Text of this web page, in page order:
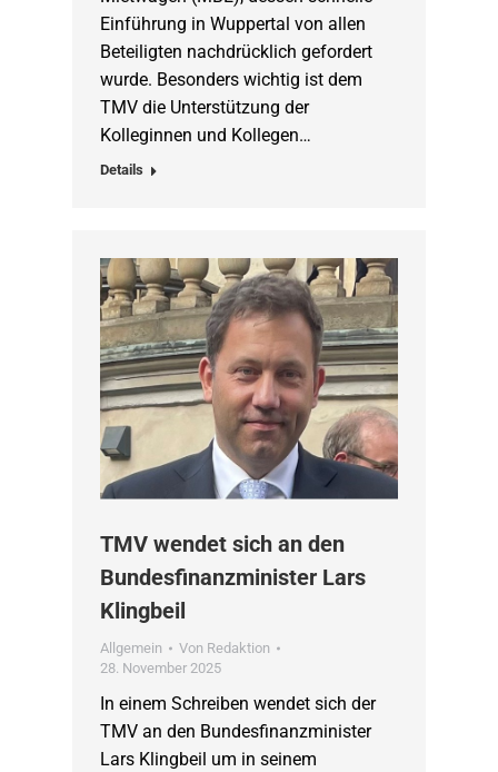
Einführung in Wuppertal von allen
Beteiligten nachdrücklich gefordert
wurde. Besonders wichtig ist dem
TMV die Unterstützung der
Kolleginnen und Kollegen…
Details
TMV wendet sich an den
Bundesfinanzminister Lars
Klingbeil
Allgemein Von Redaktion
28. November 2025
In einem Schreiben wendet sich der
TMV an den Bundesfinanzminister
Lars Klingbeil um in seinem